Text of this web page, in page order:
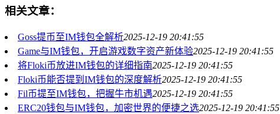
相关文章：
Goss提币至IM钱包全解析2025-12-19 20:41:55
Game与IM钱包，开启游戏数字资产新体验2025-12-19 20:41:55
将Floki币放进IM钱包的详细指南2025-12-19 20:41:55
Floki币能否提到IM钱包的深度解析2025-12-19 20:41:55
Fil币提至IM钱包，把握牛市机遇2025-12-19 20:41:55
ERC20钱包与IM钱包，加密世界的便捷之选2025-12-19 20:41:55